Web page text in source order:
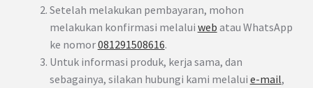
Setelah melakukan pembayaran, mohon
melakukan konfirmasi melalui web atau WhatsApp
ke nomor081291508616.
Untuk informasi produk, kerja sama, dan
sebagainya, silakan hubungi kami melalui e-mail,